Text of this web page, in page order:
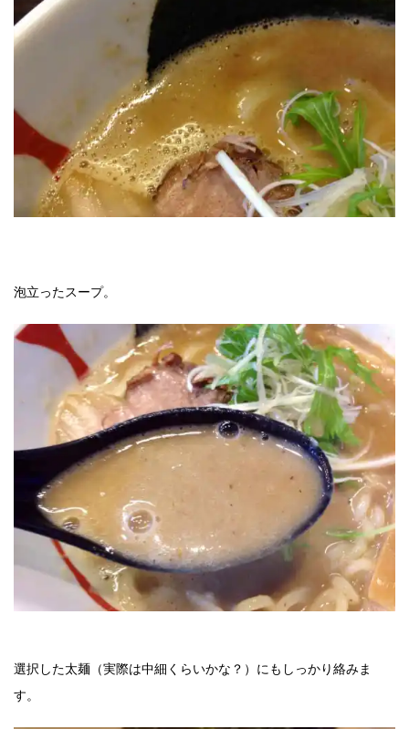
泡立ったスープ。
選択した太麺（実際は中細くらいかな？）にもしっかり絡みま
す。